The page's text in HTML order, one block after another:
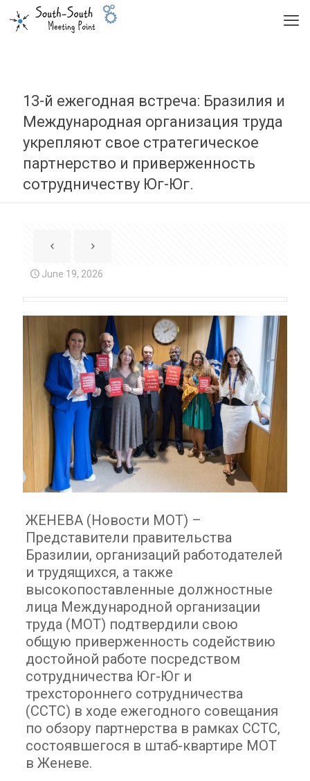
13-й ежегодная встреча: Бразилия и
Международная организация труда
укрепляют свое стратегическое
партнерство и приверженность
сотрудничеству Юг-Юг.
June 19, 2026
ЖЕНЕВА (Новости МОТ) –
Представители правительства
Бразилии, организаций работодателей
и трудящихся, а также
высокопоставленные должностные
лица Международной организации
труда (МОТ) подтвердили свою
общую приверженность содействию
достойной работе посредством
сотрудничества Юг-Юг и
трехстороннего сотрудничества
(ССТС) в ходе ежегодного совещания
по обзору партнерства в рамках ССТС,
состоявшегося в штаб-квартире МОТ
в Женеве.